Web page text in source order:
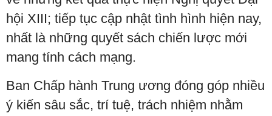
hội XIII; tiếp tục cập nhật tình hình hiện nay,
nhất là những quyết sách chiến lược mới
mang tính cách mạng.
Ban Chấp hành Trung ương đóng góp nhiều
ý kiến sâu sắc, trí tuệ, trách nhiệm nhằm